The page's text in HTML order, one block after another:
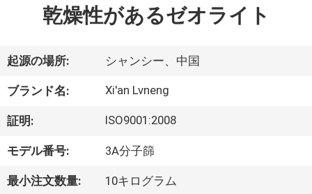
製
品
動
画
乾燥性があるゼオライト
起源の場所: シャンシー、中国
ブランド名: Xi'an Lvneng
証明: ISO9001:2008
モデル番号: 3A分子篩
最小注文数量: 10キログラム